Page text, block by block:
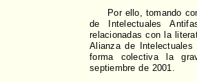
Por ello, tomando
de Intelectuales
relacionadas con la
Alianza de
forma colectiva la
septiembre de 2001.